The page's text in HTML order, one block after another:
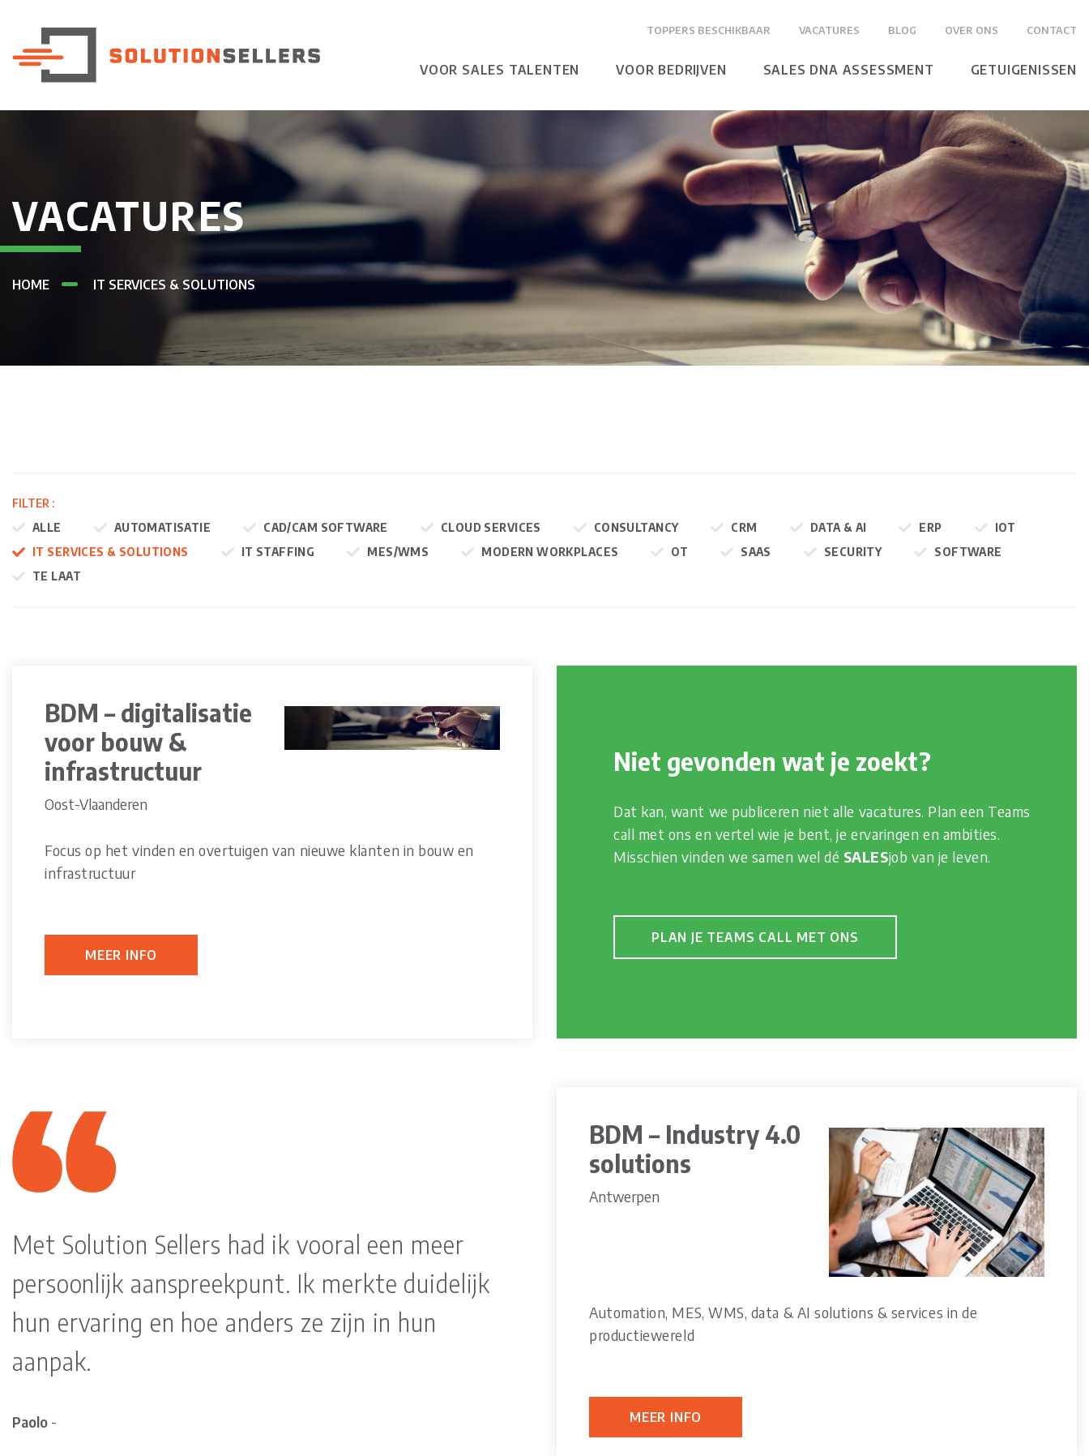
TOPPERS BESCHIKBAAR VACATURES BLOG OVER ONS CONTACT
VOOR SALES TALENTEN VOOR BEDRIJVEN SALES DNA ASSESSMENT GETUIGENISSEN
VACATURES
HOME IT SERVICES & SOLUTIONS
FILTER :
ALLE
AUTOMATISATIE CAD/CAM SOFTWARE CLOUD SERVICES CONSULTANCY CRM DATA & AI ERP
IOT
IT SERVICES & SOLUTIONS
IT STAFFING MES/WMS MODERN WORKPLACES OT SAAS SECURITY
SOFTWARE
TE LAAT
BDM – digitalisatie
voor bouw &
infrastructuur
Oost-Vlaanderen
Focus op het vinden en overtuigen van nieuwe klanten in bouw en
infrastructuur
MEER INFO
Niet gevonden wat je zoekt?
Dat kan, want we publiceren niet alle vacatures. Plan een Teams
call met ons en vertel wie je bent, je ervaringen en ambities.
Misschien vinden we samen wel dé SALESjob van je leven.
PLAN JE TEAMS CALL MET ONS
Met Solution Sellers had ik vooral een meer
persoonlijk aanspreekpunt. Ik merkte duidelijk
hun ervaring en hoe anders ze zijn in hun
aanpak.
Paolo -
BDM – Industry 4.0
solutions
Antwerpen
Automation, MES, WMS, data & AI solutions & services in de
productiewereld
MEER INFO